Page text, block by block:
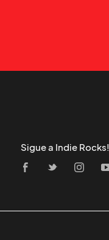
Sigue a Indie Rocks!